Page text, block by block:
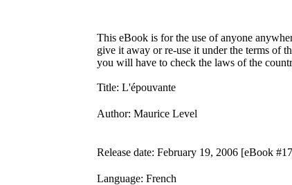
This eBook is for the use of anyone
give it away or re-use it under the terms of
you will have to check the laws of the
Title: L'épouvante
Author: Maurice Level
Release date: February 19, 2006 [eBook
Language: French